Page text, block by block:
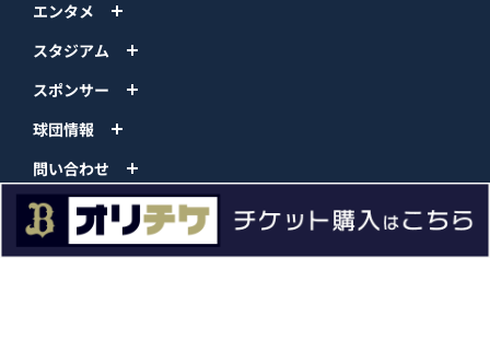
エンタメ
スタジアム
スポンサー
球団情報
問い合わせ
サイトポリシー
プロパティ規定